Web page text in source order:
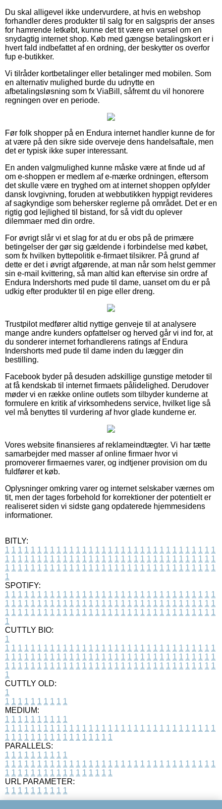
Du skal alligevel ikke undervurdere, at hvis en webshop
forhandler deres produkter til salg for en salgspris der anses
for hamrende letkøbt, kunne det tit være en varsel om en
snydagtig internet shop. Køb med gængse betalingskort er i
hvert fald indbefattet af en ordning, der beskytter os overfor
fup e-butikker.
Vi tilråder kortbetalinger eller betalinger med mobilen. Som
en alternativ mulighed burde du udnytte en
afbetalingsløsning som fx ViaBill, såfremt du vil honorere
regningen over en periode.
Før folk shopper på en Endura internet handler kunne de for
at være på den sikre side overveje dens handelsaftale, men
det er typisk ikke super interessant.
En anden valgmulighed kunne måske være at finde ud af
om e-shoppen er medlem af e-mærke ordningen, eftersom
det skulle være en tryghed om at internet shoppen opfylder
dansk lovgivning, foruden at webbutikken hyppigt revideres
af sagkyndige som behersker reglerne på området. Det er en
rigtig god lejlighed til bistand, for så vidt du oplever
dilemmaer med din ordre.
For øvrigt slår vi et slag for at du er obs på de primære
betingelser der gør sig gældende i forbindelse med købet,
som fx hvilken byttepolitik e-firmaet tilsikrer. På grund af
dette er det i øvrigt afgørende, at man når som helst gemmer
sin e-mail kvittering, så man altid kan eftervise sin ordre af
Endura Indershorts med pude til dame, uanset om du er på
udkig efter produkter til en pige eller dreng.
Trustpilot medfører altid nyttige genveje til at analysere
mange andre kunders opfattelser og herved går vi ind for, at
du sonderer internet forhandlerens ratings af Endura
Indershorts med pude til dame inden du lægger din
bestilling.
Facebook byder på desuden adskillige gunstige metoder til
at få kendskab til internet firmaets pålidelighed. Derudover
møder vi en række online outlets som tilbyder kunderne at
formulere en kritik af virksomhedens service, hvilket lige så
vel må benyttes til vurdering af hvor glade kunderne er.
Vores website finansieres af reklameindtægter. Vi har tætte
samarbejder med masser af online firmaer hvor vi
promoverer firmaernes varer, og indtjener provision om du
fuldfører et køb.
Oplysninger omkring varer og internet selskaber værnes om
tit, men der tages forbehold for korrektioner der potentielt er
realiseret siden vi sidste gang opdaterede hjemmesidens
informationer.
BITLY:
1 1 1 1 1 1 1 1 1 1 1 1 1 1 1 1 1 1 1 1 1 1 1 1 1 1 1 1 1 1 1 1 1
1 1 1 1 1 1 1 1 1 1 1 1 1 1 1 1 1 1 1 1 1 1 1 1 1 1 1 1 1 1 1 1 1
1 1 1 1 1 1 1 1 1 1 1 1 1 1 1 1 1 1 1 1 1 1 1 1 1 1 1 1 1 1 1 1 1
1
SPOTIFY:
1 1 1 1 1 1 1 1 1 1 1 1 1 1 1 1 1 1 1 1 1 1 1 1 1 1 1 1 1 1 1 1 1
1 1 1 1 1 1 1 1 1 1 1 1 1 1 1 1 1 1 1 1 1 1 1 1 1 1 1 1 1 1 1 1 1
1 1 1 1 1 1 1 1 1 1 1 1 1 1 1 1 1 1 1 1 1 1 1 1 1 1 1 1 1 1 1 1 1
1
CUTTLY BIO:
1
1 1 1 1 1 1 1 1 1 1 1 1 1 1 1 1 1 1 1 1 1 1 1 1 1 1 1 1 1 1 1 1 1
1 1 1 1 1 1 1 1 1 1 1 1 1 1 1 1 1 1 1 1 1 1 1 1 1 1 1 1 1 1 1 1 1
1 1 1 1 1 1 1 1 1 1 1 1 1 1 1 1 1 1 1 1 1 1 1 1 1 1 1 1 1 1 1 1 1
1
CUTTLY OLD:
1
1 1 1 1 1 1 1 1 1 1
MEDIUM:
1 1 1 1 1 1 1 1 1 1
1 1 1 1 1 1 1 1 1 1 1 1 1 1 1 1 1 1 1 1 1 1 1 1 1 1 1 1 1 1 1 1 1
1 1 1 1 1 1 1 1 1 1 1 1 1 1 1 1 1
PARALLELS:
1 1 1 1 1 1 1 1 1 1
1 1 1 1 1 1 1 1 1 1 1 1 1 1 1 1 1 1 1 1 1 1 1 1 1 1 1 1 1 1 1 1 1
1 1 1 1 1 1 1 1 1 1 1 1 1 1 1 1 1
URL PARAMETER:
1 1 1 1 1 1 1 1 1 1